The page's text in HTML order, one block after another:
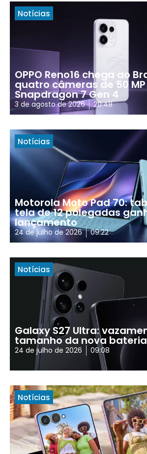
Notícias
OPPO Reno16 chega ao
quatro câmeras de 50
Snapdragon 7 Gen 4
3 de agosto de 2026 20:48
Notícias
Motorola Moto Pad 70:
tela de 12 polegadas
lançamento
24 de julho de 2026 09:22
Notícias
Galaxy S27 Ultra:
tamanho da nova
24 de julho de 2026 09:08
Notícias